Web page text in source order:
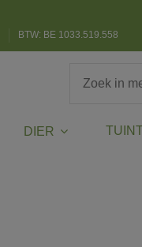
BTW: BE 1033.519.558
DIER